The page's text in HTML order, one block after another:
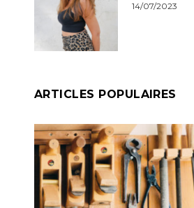
14/07/2023
ARTICLES POPULAIRES